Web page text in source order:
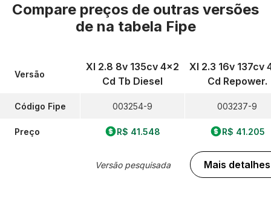
Compare preços de outras versões
de na tabela Fipe
Versão
Código Fipe
Preço
Xl 2.8 8v 135cv 4x2
Cd Tb Diesel
003254-9
R$ 41.548
Versão pesquisada
Xl 2.3 16v 137cv
Cd Repower.
003237-9
R$ 41.205
Mais detalhes